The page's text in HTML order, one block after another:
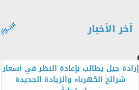
آخر الأخبار
إرادة جيل يطالب بإعادة النظر في أسعار
شرائح الكهرباء والزيادة الجديدة